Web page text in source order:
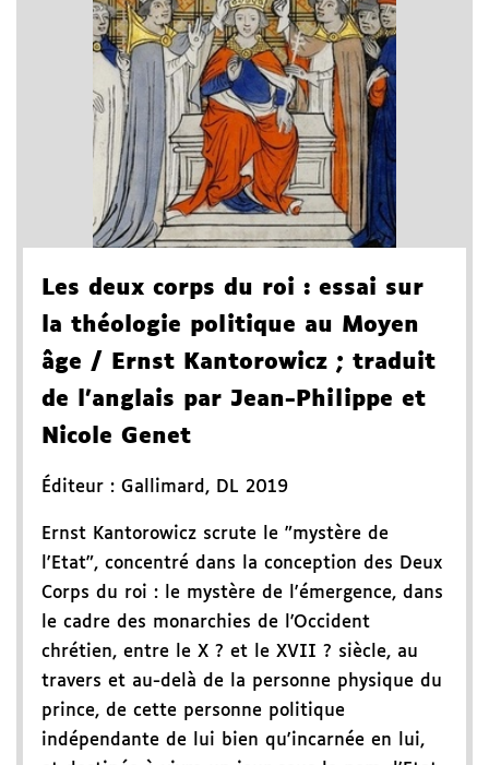
Les deux corps du roi : essai sur
la théologie politique au Moyen
âge / Ernst Kantorowicz ; traduit
de l'anglais par Jean-Philippe et
Nicole Genet
Éditeur : Gallimard , DL 2019
Ernst Kantorowicz scrute le "mystère de
l'Etat", concentré dans la conception des Deux
Corps du roi : le mystère de l'émergence, dans
le cadre des monarchies de l'Occident
chrétien, entre le X ? et le XVII ? siècle, au
travers et au-delà de la personne physique du
prince, de cette personne politique
indépendante de lui bien qu'incarnée en lui,